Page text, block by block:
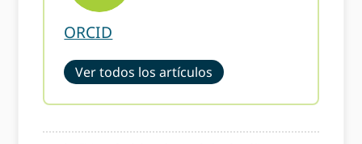
ORCID
Ver todos los artículos